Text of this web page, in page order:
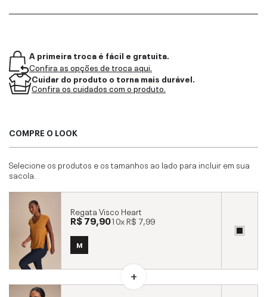
A primeira troca é fácil e gratuita.
Confira as opções de troca aqui.
Cuidar do produto o torna mais durável.
Confira os cuidados com o produto.
COMPRE O LOOK
Selecione os produtos e os tamanhos ao lado para incluir em sua
sacola.
Regata Visco Heart
R$ 79,9010xR$ 7,99
M